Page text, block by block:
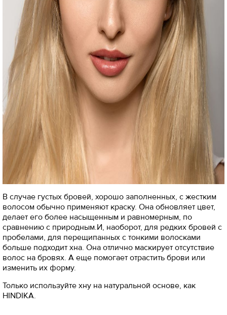
В случае густых бровей, хорошо заполненных, с жестким
волосом обычно применяют краску. Она обновляет цвет,
делает его более насыщенным и равномерным, по
сравнению с природным.И, наоборот, для редких бровей с
пробелами, для перещипанных с тонкими волосками
больше подходит хна. Она отлично маскирует отсутствие
волос на бровях. А еще помогает отрастить брови или
изменить их форму.
Только используйте хну на натуральной основе, как
HINDIKA.